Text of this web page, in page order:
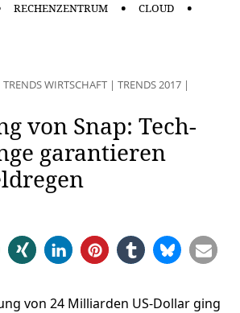
RECHENZENTRUM
CLOUD
TRENDS WIRTSCHAFT | TRENDS 2017 |
von Snap: Tech-
garantieren
von 24 Milliarden US-Dollar ging